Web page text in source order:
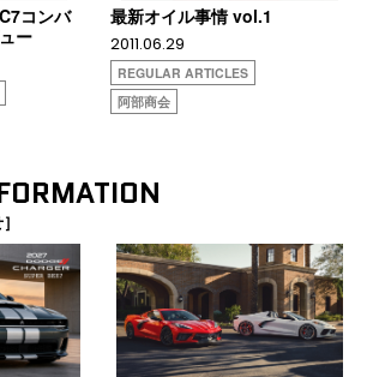
コンバ
ー
最新オイル事情 vol.1
2011.06.29
REGULAR ARTICLES
阿部商会